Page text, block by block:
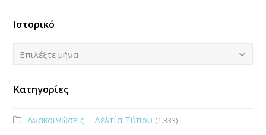
Ιστορικό
Ιστορικό
Επιλέξτε μήνα
Κατηγορίες
Ανακοινώσεις – Δελτία Τύπου (1.333)